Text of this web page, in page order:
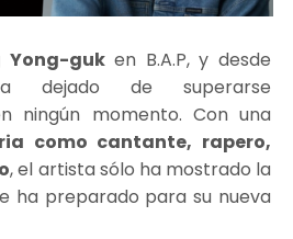
Yong-guken B.A.P, y desde
dejado de superarse
ningún momento. Con una
como cantante, rapero,
, el artista sólo ha mostrado la
ha preparado para su nueva